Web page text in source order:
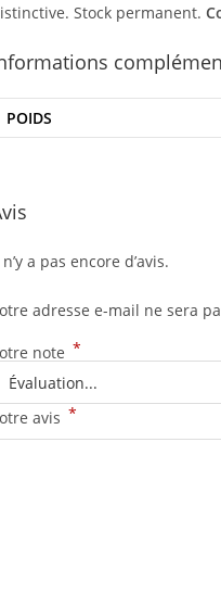
Stock permanent.
POIDS
a pas encore d’avis.
adresse e-mail ne sera
note *
avis *